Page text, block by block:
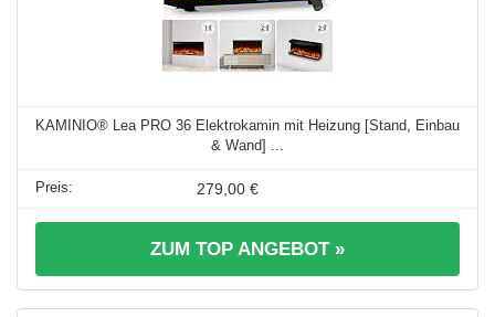
KAMINIO® Lea PRO 36 Elektrokamin mit Heizung [Stand, Einbau
& Wand] ...
279,00 €
ZUM TOP ANGEBOT »